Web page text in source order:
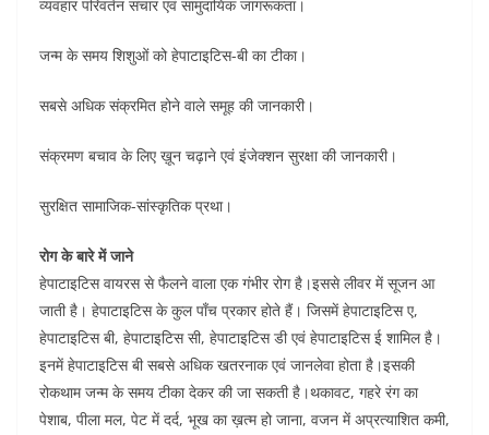
व्यवहार परिवर्तन संचार एवं सामुदायिक जागरूकता।
जन्म के समय शिशुओं को हेपाटाइटिस-बी का टीका।
सबसे अधिक संक्रमित होने वाले समूह की जानकारी।
संक्रमण बचाव के लिए ख़ून चढ़ाने एवं इंजेक्शन सुरक्षा की जानकारी।
सुरक्षित सामाजिक-सांस्कृतिक प्रथा।
रोग के बारे में जाने
हेपाटाइटिस वायरस से फैलने वाला एक गंभीर रोग है।इससे लीवर में सूजन आ
जाती है। हेपाटाइटिस के कुल पाँच प्रकार होते हैं। जिसमें हेपाटाइटिस ए,
हेपाटाइटिस बी, हेपाटाइटिस सी, हेपाटाइटिस डी एवं हेपाटाइटिस ई शामिल है।
इनमें हेपाटाइटिस बी सबसे अधिक खतरनाक एवं जानलेवा होता है।इसकी
रोकथाम जन्म के समय टीका देकर की जा सकती है।थकावट, गहरे रंग का
पेशाब, पीला मल, पेट में दर्द, भूख का ख़त्म हो जाना, वजन में अप्रत्याशित कमी,